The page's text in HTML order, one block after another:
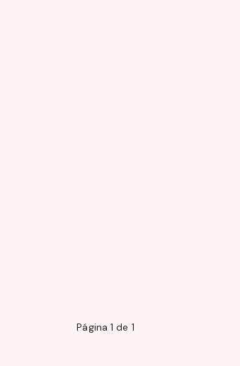
Página 1 de 1